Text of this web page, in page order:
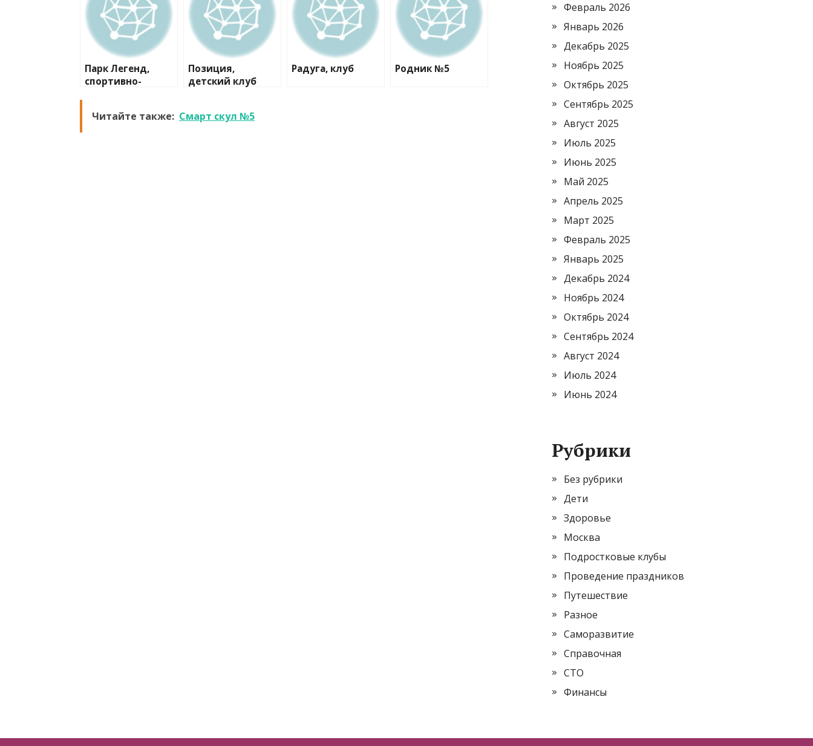
Парк Легенд,
спортивно-
Позиция,
детский клуб
Радуга, клуб Родник №5
Читайте также: Смарт скул №5
Февраль 2026
Январь 2026
Декабрь 2025
Ноябрь 2025
Октябрь 2025
Сентябрь 2025
Август 2025
Июль 2025
Июнь 2025
Май 2025
Апрель 2025
Март 2025
Февраль 2025
Январь 2025
Декабрь 2024
Ноябрь 2024
Октябрь 2024
Сентябрь 2024
Август 2024
Июль 2024
Июнь 2024
Рубрики
Без рубрики
Дети
Здоровье
Москва
Подростковые клубы
Проведение праздников
Путешествие
Разное
Саморазвитие
Справочная
СТО
Финансы